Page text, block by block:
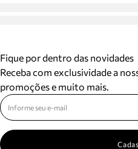
Fique por dentro das novidades
Receba com exclusividade a
promoções e muito mais.